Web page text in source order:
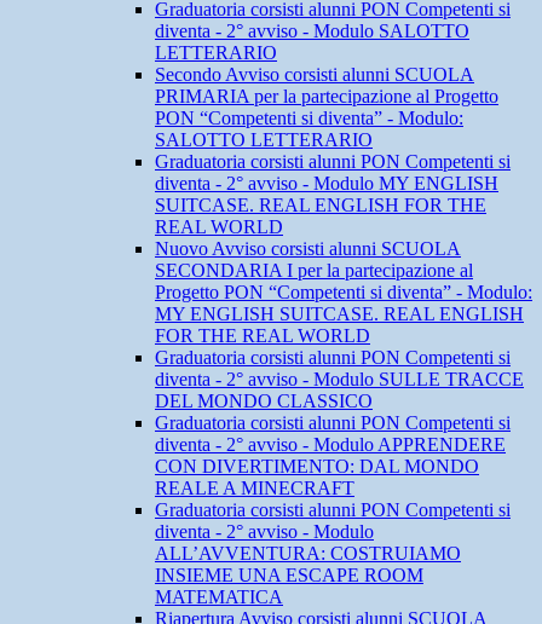
Graduatoria corsisti alunni PON Competenti si
diventa - 2° avviso - Modulo SALOTTO
LETTERARIO
Secondo Avviso corsisti alunni SCUOLA
PRIMARIA per la partecipazione al Progetto
PON “Competenti si diventa” - Modulo:
SALOTTO LETTERARIO
Graduatoria corsisti alunni PON Competenti si
diventa - 2° avviso - Modulo MY ENGLISH
SUITCASE. REAL ENGLISH FOR THE
REAL WORLD
Nuovo Avviso corsisti alunni SCUOLA
SECONDARIA I per la partecipazione al
Progetto PON “Competenti si diventa” - Modulo:
MY ENGLISH SUITCASE. REAL ENGLISH
FOR THE REAL WORLD
Graduatoria corsisti alunni PON Competenti si
diventa - 2° avviso - Modulo SULLE TRACCE
DEL MONDO CLASSICO
Graduatoria corsisti alunni PON Competenti si
diventa - 2° avviso - Modulo APPRENDERE
CON DIVERTIMENTO: DAL MONDO
REALE A MINECRAFT
Graduatoria corsisti alunni PON Competenti si
diventa - 2° avviso - Modulo
ALL’AVVENTURA: COSTRUIAMO
INSIEME UNA ESCAPE ROOM
MATEMATICA
Riapertura Avviso corsisti alunni SCUOLA